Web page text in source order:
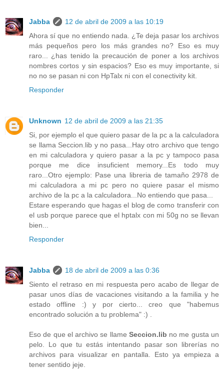
Jabba
12 de abril de 2009 a las 10:19
Ahora sí que no entiendo nada. ¿Te deja pasar los archivos
más pequeños pero los más grandes no? Eso es muy
raro... ¿has tenido la precaución de poner a los archivos
nombres cortos y sin espacios? Eso es muy importante, si
no no se pasan ni con HpTalx ni con el conectivity kit.
Responder
Unknown 12 de abril de 2009 a las 21:35
Si, por ejemplo el que quiero pasar de la pc a la calculadora
se llama Seccion.lib y no pasa...Hay otro archivo que tengo
en mi calculadora y quiero pasar a la pc y tampoco pasa
porque me dice insuficient memory...Es todo muy
raro...Otro ejemplo: Pase una libreria de tamaño 2978 de
mi calculadora a mi pc pero no quiere pasar el mismo
archivo de la pc a la calculadora...No entiendo que pasa...
Estare esperando que hagas el blog de como transferir con
el usb porque parece que el hptalx con mi 50g no se llevan
bien...
Responder
Jabba
18 de abril de 2009 a las 0:36
Siento el retraso en mi respuesta pero acabo de llegar de
pasar unos días de vacaciones visitando a la familia y he
estado offline :) y por cierto... creo que "habemus
encontrado solución a tu problema" :) .
Eso de que el archivo se llame Seccion.lib no me gusta un
pelo. Lo que tu estás intentando pasar son librerías no
archivos para visualizar en pantalla. Esto ya empieza a
tener sentido jeje.